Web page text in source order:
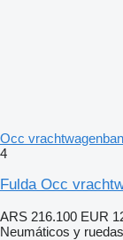
Occ
4
Fulda Occ
ARS 216.100 EUR
Neumáticos y